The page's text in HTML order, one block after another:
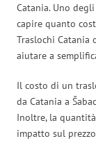
Catania. Uno
capire quanto
Traslochi Catania
aiutare a
Il costo di un
da Catania a
Inoltre, la
impatto sul